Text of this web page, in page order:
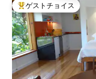
大好評のゲストチョイス
ゲストチョイス